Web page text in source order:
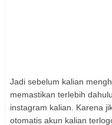
Jadi sebelum kalian
memastikan terlebih
instagram kalian. Karena
otomatis akun kalian